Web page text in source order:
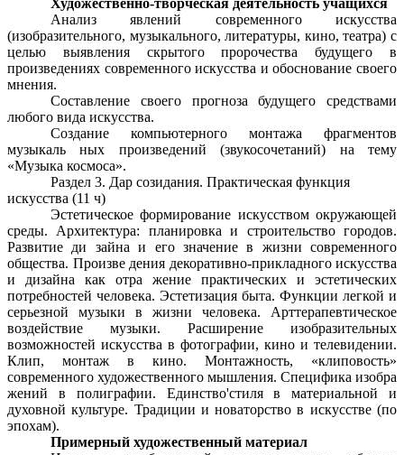
Художественно-творческая деятельность учащихся
Анализ явлений современного искусства
(изобразительного, музыкального, литературы, кино, театра) с
целью выявления скрытого пророчества будущего в
произведениях современного искусства и обоснование своего
мнения.
Составление своего прогноза будущего средствами
любого вида искусства.
Создание компьютерного монтажа фрагментов
музыкаль ных произведений (звукосочетаний) на тему
«Музыка космоса».
Раздел 3. Дар созидания. Практическая функция
искусства (11 ч)
Эстетическое формирование искусством окружающей
среды. Архитектура: планировка и строительство городов.
Развитие ди зайна и его значение в жизни современного
общества. Произве дения декоративно-прикладного искусства
и дизайна как отра жение практических и эстетических
потребностей человека. Эстетизация быта. Функции легкой и
серьезной музыки в жизни человека. Арттерапевтическое
воздействие музыки. Расширение изобразительных
возможностей искусства в фотографии, кино и телевидении.
Клип, монтаж в кино. Монтажность, «клиповость»
современного художественного мышления. Специфика изобра
жений в полиграфии. Единство'стиля в материальной и
духовной культуре. Традиции и новаторство в искусстве (по
эпохам).
Примерный художественный материал